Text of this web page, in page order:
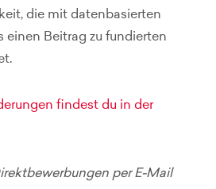
die mit datenbasierten
einen Beitrag zu fundierten
findest du in der
per E-Mail